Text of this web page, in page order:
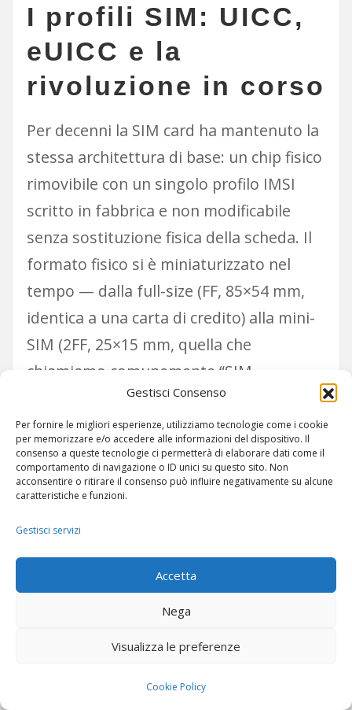
Gestisci Consenso
Per fornire le migliori esperienze, utilizziamo tecnologie come i cookie
per memorizzare e/o accedere alle informazioni del dispositivo. Il
consenso a queste tecnologie ci permetterà di elaborare dati come il
comportamento di navigazione o ID unici su questo sito. Non
acconsentire o ritirare il consenso può influire negativamente su alcune
caratteristiche e funzioni.
Gestisci servizi
Accetta
Nega
Visualizza le preferenze
Cookie Policy
I profili SIM: UICC,
eUICC e la
rivoluzione in corso
Per decenni la SIM card ha mantenuto la
stessa architettura di base: un chip fisico
rimovibile con un singolo profilo IMSI
scritto in fabbrica e non modificabile
senza sostituzione fisica della scheda. Il
formato fisico si è miniaturizzato nel
tempo — dalla full-size (FF, 85×54 mm,
identica a una carta di credito) alla mini-
SIM (2FF, 25×15 mm, quella che
chiamiamo comunemente “SIM
normale”), alla micro-SIM (3FF, 15×12
mm, introdotta da Apple con iPhone 4),
alla nano-SIM (4FF, 12,3×8,8 mm, lo
standard attuale) — ma la logica interna
è rimasta invariata.
SGP.01/SGP.02, che introduce il
SIM riprogrammabile over-the-air:
contiene una piattaforma hardware